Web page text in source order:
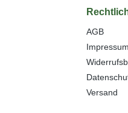
AGB
Impressum
Versand